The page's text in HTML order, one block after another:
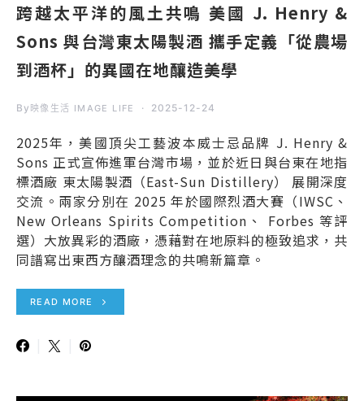
跨越太平洋的風土共鳴 美國 J. Henry &
Sons 與台灣東太陽製酒 攜手定義「從農場
到酒杯」的異國在地釀造美學
By 映像生活 IMAGE LIFE 2025-12-24
2025年，美國頂尖工藝波本威士忌品牌 J. Henry &
Sons 正式宣佈進軍台灣市場，並於近日與台東在地指
標酒廠 東太陽製酒（East-Sun Distillery） 展開深度
交流。兩家分別在 2025 年於國際烈酒大賽（IWSC、
New Orleans Spirits Competition、 Forbes 等評
選）大放異彩的酒廠，憑藉對在地原料的極致追求，共
同譜寫出東西方釀酒理念的共鳴新篇章。
READ MORE